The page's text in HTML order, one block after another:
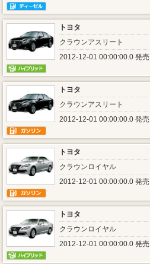
トヨタ
クラウンアスリート
2012-12-01 00:00:00.0 発売
トヨタ
クラウンアスリート
2012-12-01 00:00:00.0 発売
トヨタ
クラウンロイヤル
2012-12-01 00:00:00.0 発売
トヨタ
クラウンロイヤル
2012-12-01 00:00:00.0 発売